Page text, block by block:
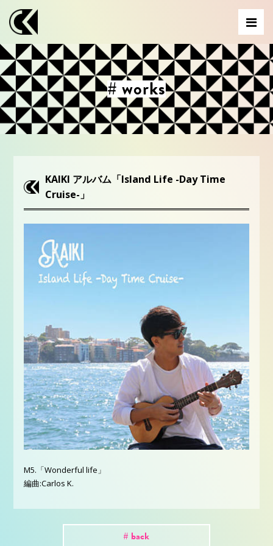
# works
KAIKI アルバム「Island Life -Day Time
Cruise-」
M5.「Wonderful life」
編曲:Carlos K.
# back